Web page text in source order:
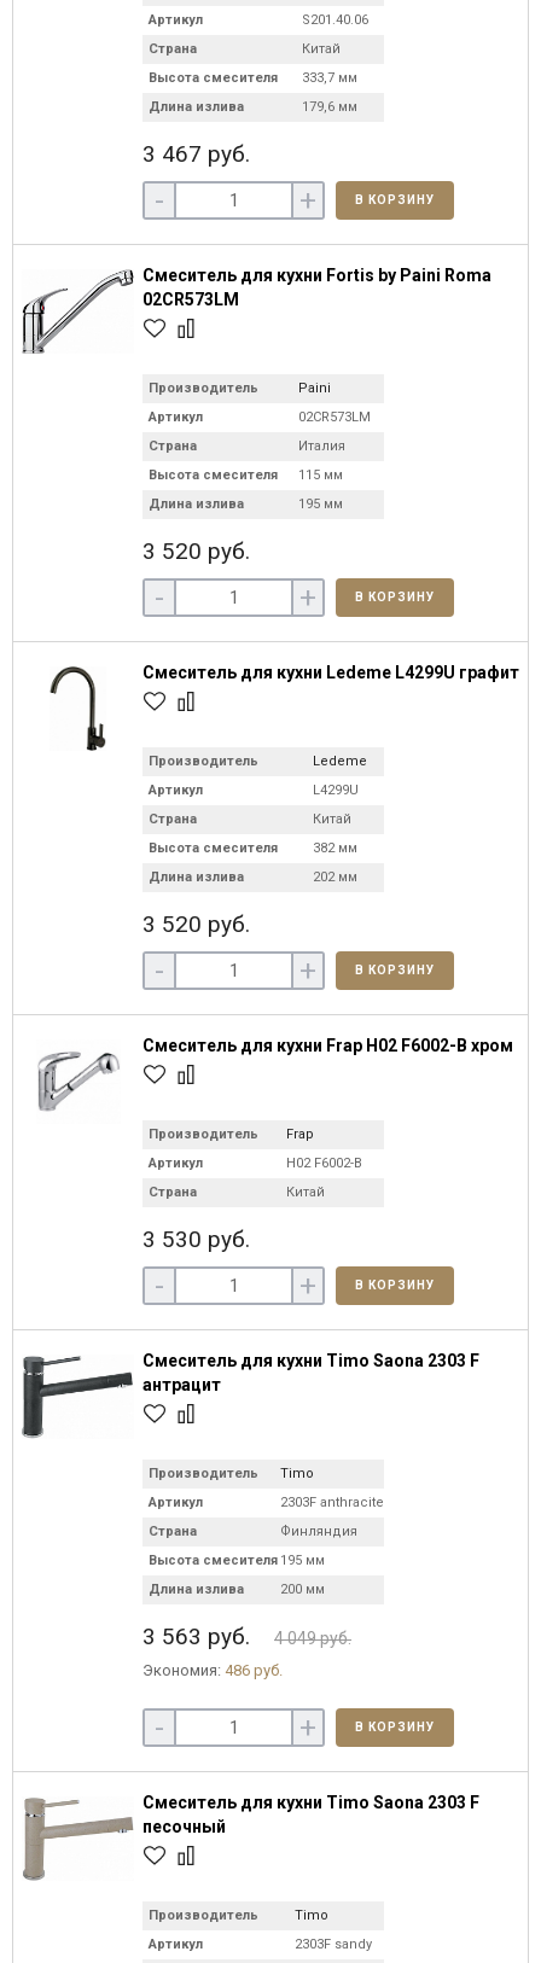
Артикул
S201.40.06
Страна
Китай
Высота смесителя
333,7 мм
Длина излива
179,6 мм
3 467 руб.
- + В КОРЗИНУ
Смеситель для кухни Fortis by Paini Roma
02CR573LM
Производитель
Paini
Артикул
02CR573LM
Страна
Италия
Высота смесителя
115 мм
Длина излива
195 мм
3 520 руб.
- + В КОРЗИНУ
Смеситель для кухни Ledeme L4299U графит
Производитель
Ledeme
Артикул
L4299U
Страна
Китай
Высота смесителя
382 мм
Длина излива
202 мм
3 520 руб.
- + В КОРЗИНУ
Смеситель для кухни Frap H02 F6002-B хром
Производитель
Frap
Артикул
H02 F6002-B
Страна
Китай
3 530 руб.
- + В КОРЗИНУ
Смеситель для кухни Timo Saona 2303 F
антрацит
Производитель
Timo
Артикул
2303F anthracite
Страна
Финляндия
Высота смесителя 195 мм
Длина излива
200 мм
3 563 руб. 4 049 руб.
Экономия: 486 руб.
- + В КОРЗИНУ
Смеситель для кухни Timo Saona 2303 F
песочный
Производитель
Timo
Артикул
2303F sandy